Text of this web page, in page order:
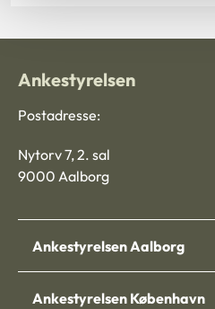
Ankestyrelsen
Postadresse:
Nytorv 7, 2. sal
9000 Aalborg
Ankestyrelsen Aalborg
Ankestyrelsen København